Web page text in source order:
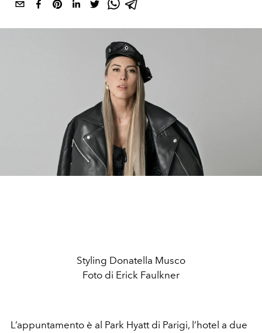
Styling Donatella Musco
Foto di Erick Faulkner
L’appuntamento è al Park Hyatt di Parigi, l’hotel a due